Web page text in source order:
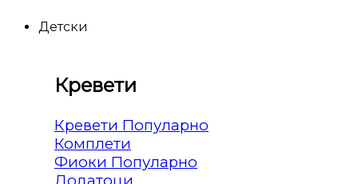
Детски
Кревети
Кревети
Комплети
Фиоки
Додатоци